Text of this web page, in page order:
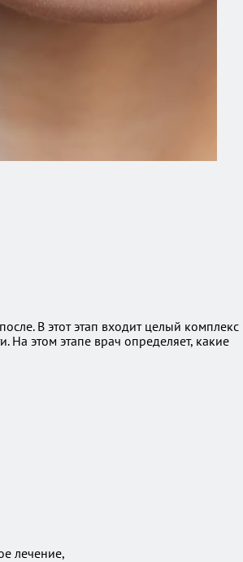
В этот этап входит целый комплекс
На этом этапе врач определяет, какие
лечение,